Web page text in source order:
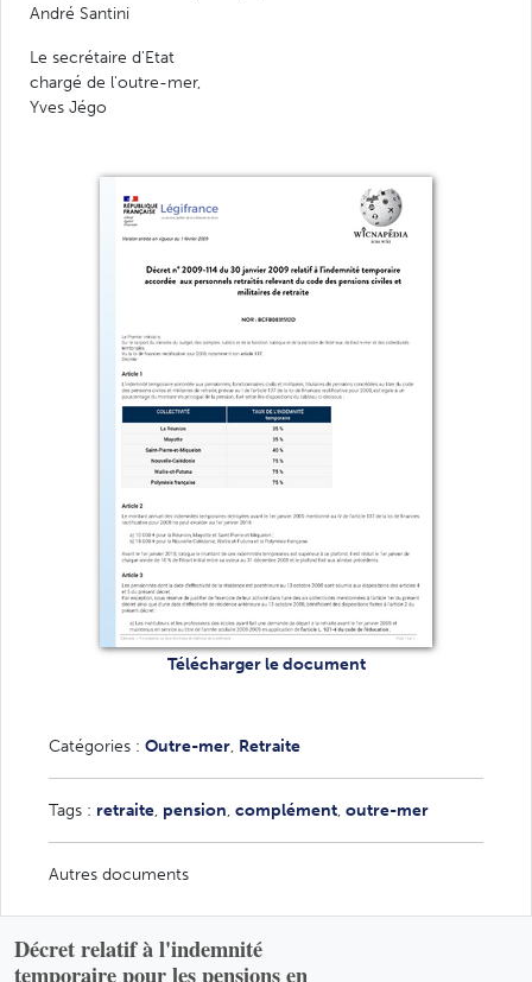
André Santini
Le secrétaire d'Etat
chargé de l'outre-mer,
Yves Jégo
Télécharger le document
Catégories : Outre-mer, Retraite
Tags : retraite, pension, complément, outre-mer
Autres documents
Décret relatif à l'indemnité
temporaire pour les pensions en